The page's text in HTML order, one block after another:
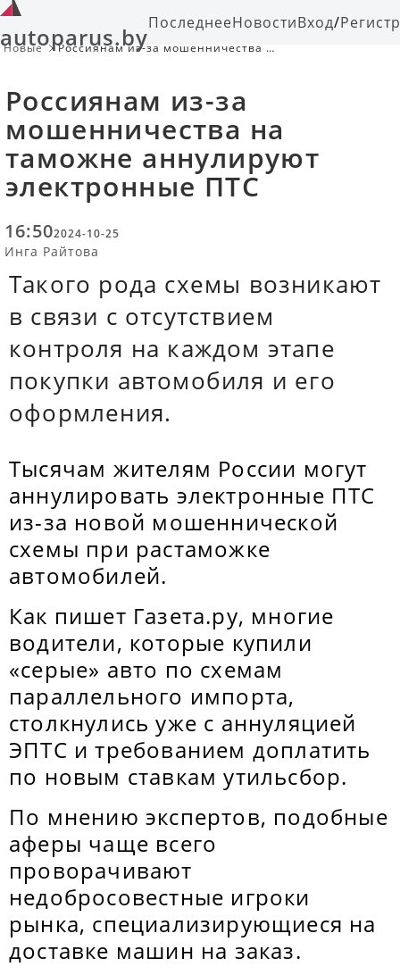
autoparus.byПоследнееНовостиВход/
Новые
Россиянам из-за мошенничества на
Россиянам из-за
мошенничества на
таможне аннулируют
электронные ПТС
16:502024-10-25
Инга Райтова
Такого рода схемы возникают
в связи с отсутствием
контроля на каждом этапе
покупки автомобиля и его
оформления.
Тысячам жителям России могут
аннулировать электронные ПТС
из-за новой мошеннической
схемы при растаможке
автомобилей.
Как пишет Газета.ру, многие
водители, которые купили
«серые» авто по схемам
параллельного импорта,
столкнулись уже с аннуляцией
ЭПТС и требованием доплатить
по новым ставкам утильсбор.
По мнению экспертов, подобные
аферы чаще всего
проворачивают
недобросовестные игроки
рынка, специализирующиеся на
доставке машин на заказ.